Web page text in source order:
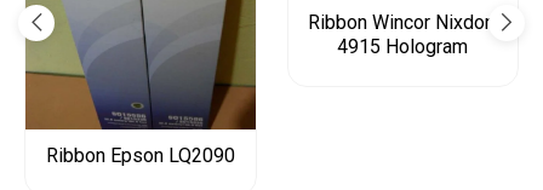
Ribbon Epson LQ2090
Ribbon Wincor Nixdorf
4915 Hologram